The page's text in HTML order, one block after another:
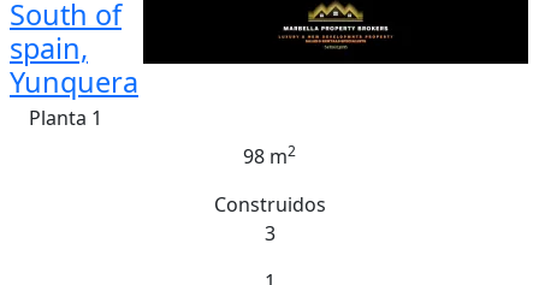
South of
spain,
Yunquera
Planta 1
98 m2
Construidos
3